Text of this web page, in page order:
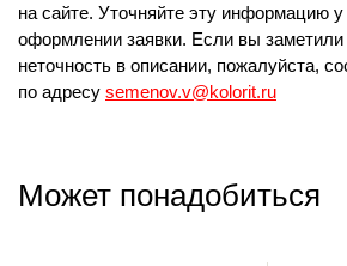
на сайте. Уточняйте эту информацию
оформлении заявки. Если вы
неточность в описании, пожалуйста,
по адресу semenov.v@kolorit.ru
Может понадобиться